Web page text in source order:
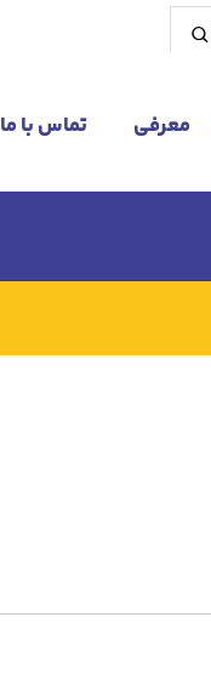
معرفی تماس با ما